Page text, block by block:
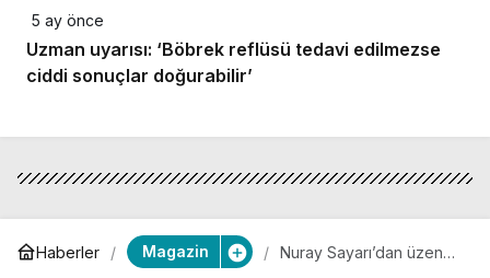
5 ay önce
Uzman uyarısı: ‘Böbrek reflüsü tedavi edilmezse
ciddi sonuçlar doğurabilir’
Haberler Magazin
Nuray Sayarı’dan üzen